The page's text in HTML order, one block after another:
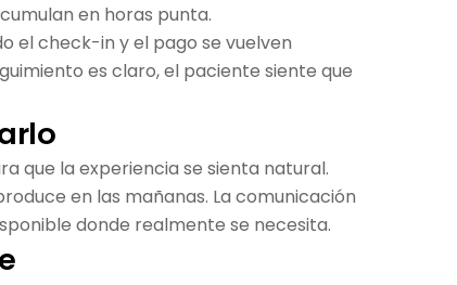
en horas punta.
el check-in y el pago se vuelven
es claro, el paciente siente que
que la experiencia se sienta natural.
en las mañanas. La comunicación
donde realmente se necesita.